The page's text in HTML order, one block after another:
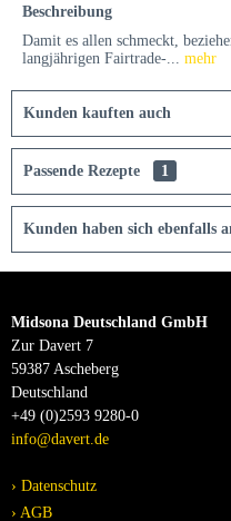
Beschreibung
Damit es allen schmeckt,
langjährigen Fairtrade-... mehr
Kunden kauften auch
Passende Rezepte 1
Kunden haben sich ebenfalls
Midsona Deutschland GmbH
Zur Davert 7
59387 Ascheberg
Deutschland
+49 (0)2593 9280-0
info@davert.de
Datenschutz
AGB